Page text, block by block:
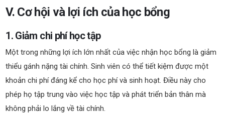
V. Cơ hội và lợi ích của học bổng
1. Giảm chi phí học tập
Một trong những lợi ích lớn nhất của việc nhận học bổng là giảm
thiểu gánh nặng tài chính. Sinh viên có thể tiết kiệm được một
khoản chi phí đáng kể cho học phí và sinh hoạt. Điều này cho
phép họ tập trung vào việc học tập và phát triển bản thân mà
không phải lo lắng về tài chính.